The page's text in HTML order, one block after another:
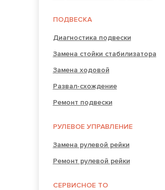
ПОДВЕСКА
Диагностика подвески
Замена стойки стабилизатора
Замена ходовой
Развал-схождение
Ремонт подвески
РУЛЕВОЕ УПРАВЛЕНИЕ
Замена рулевой рейки
Ремонт рулевой рейки
СЕРВИСНОЕ ТО